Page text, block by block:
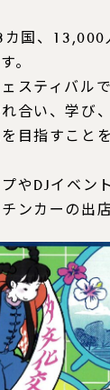
カ国、13,000
。
スティバル
合い、学び
目指すこと
やDJイベン
ンカーの出